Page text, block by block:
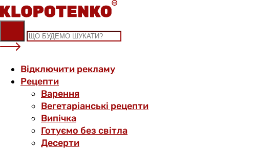
Skip
to
content
Відключити рекламу
Рецепти
Варення
Вегетаріанські рецепти
Випічка
Готуємо без світла
Десерти